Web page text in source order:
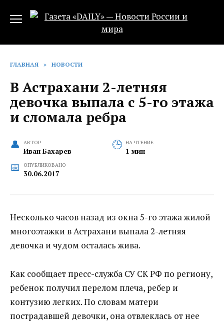
ГЛАВНАЯ » НОВОСТИ
В Астрахани 2-летняя
девочка выпала с 5-го этажа
и сломала ребра
АВТОР
Иван Бахарев
НА ЧТЕНИЕ
1 мин
ОПУБЛИКОВАНО
30.06.2017
Несколько часов назад из окна 5-го этажа жилой
многоэтажки в Астрахани выпала 2-летняя
девочка и чудом осталась жива.
Как сообщает пресс-служба СУ СК РФ по региону,
ребенок получил перелом плеча, ребер и
контузию легких. По словам матери
пострадавшей девочки, она отвлеклась от нее